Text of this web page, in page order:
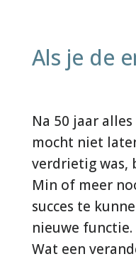
Als je de
Na 50 jaar
mocht niet
verdrietig was,
Min of meer
succes te
nieuwe functie.
Wat een